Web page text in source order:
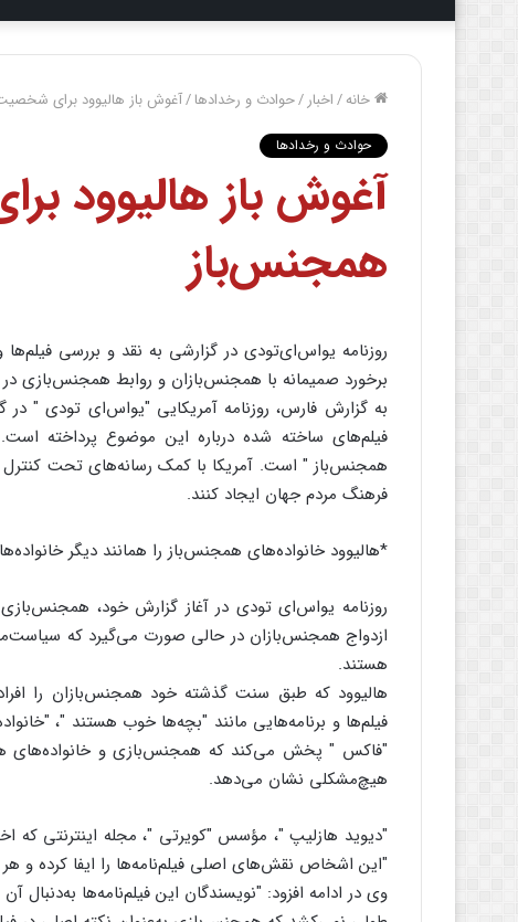
خانه/اخبار /حوادث و رخدادها/آغوش باز هالیوود برای
حوادث و رخدادها
آغوش باز هالیوود
همجنس‌باز
روزنامه یواس‌ای‌تودی در گزارشی به نقد و بررسی
برخورد صمیمانه با همجنس‌بازان و روابط همجنس‌بازی
به گزارش فارس، روزنامه آمریکایی "یواس‌ای‌ تودی "
فیلم‌های ساخته شده درباره این موضوع پرداخته
همجنس‌باز " است. آمریکا با کمک رسانه‌های تحت کنترل
فرهنگ مردم جهان ایجاد کنند.
*هالیوود خانواده‌های همجنس‌باز را همانند دیگر
روزنامه یواس‌ای تودی در آغاز گزارش خود،
ازدواج همجنس‌بازان در حالی صورت می‌گیرد که
هستند.
هالیوود که طبق سنت گذشته خود همجنس‌بازان را
فیلم‌ها و برنامه‌هایی مانند "بچه‌ها خوب هستند "،
"فاکس " پخش می‌کند که همجنس‌بازی و خانواده‌های
هیچ‌مشکلی نشان می‌دهد.
"دیوید هازلیپ "، مؤسس "کویرتی "، مجله اینترنتی که
"این اشخاص نقش‌های اصلی فیلم‌نامه‌ها را ایفا کرده
وی در ادامه افزود: "نویسندگان این فیلم‌نامه‌ها